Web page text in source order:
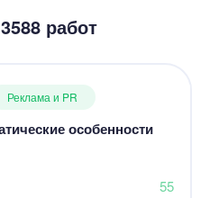
работ
Реклама и PR
особенности
55